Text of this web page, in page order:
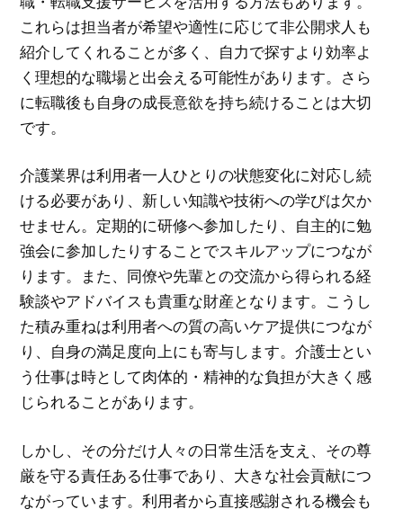
これらは担当者が希望や適性に応じて非公開求人も
紹介してくれることが多く、自力で探すより効率よ
く理想的な職場と出会える可能性があります。さら
に転職後も自身の成長意欲を持ち続けることは大切
です。
介護業界は利用者一人ひとりの状態変化に対応し続
ける必要があり、新しい知識や技術への学びは欠か
せません。定期的に研修へ参加したり、自主的に勉
強会に参加したりすることでスキルアップにつなが
ります。また、同僚や先輩との交流から得られる経
験談やアドバイスも貴重な財産となります。こうし
た積み重ねは利用者への質の高いケア提供につなが
り、自身の満足度向上にも寄与します。介護士とい
う仕事は時として肉体的・精神的な負担が大きく感
じられることがあります。
しかし、その分だけ人々の日常生活を支え、その尊
厳を守る責任ある仕事であり、大きな社会貢献につ
ながっています。利用者から直接感謝される機会も